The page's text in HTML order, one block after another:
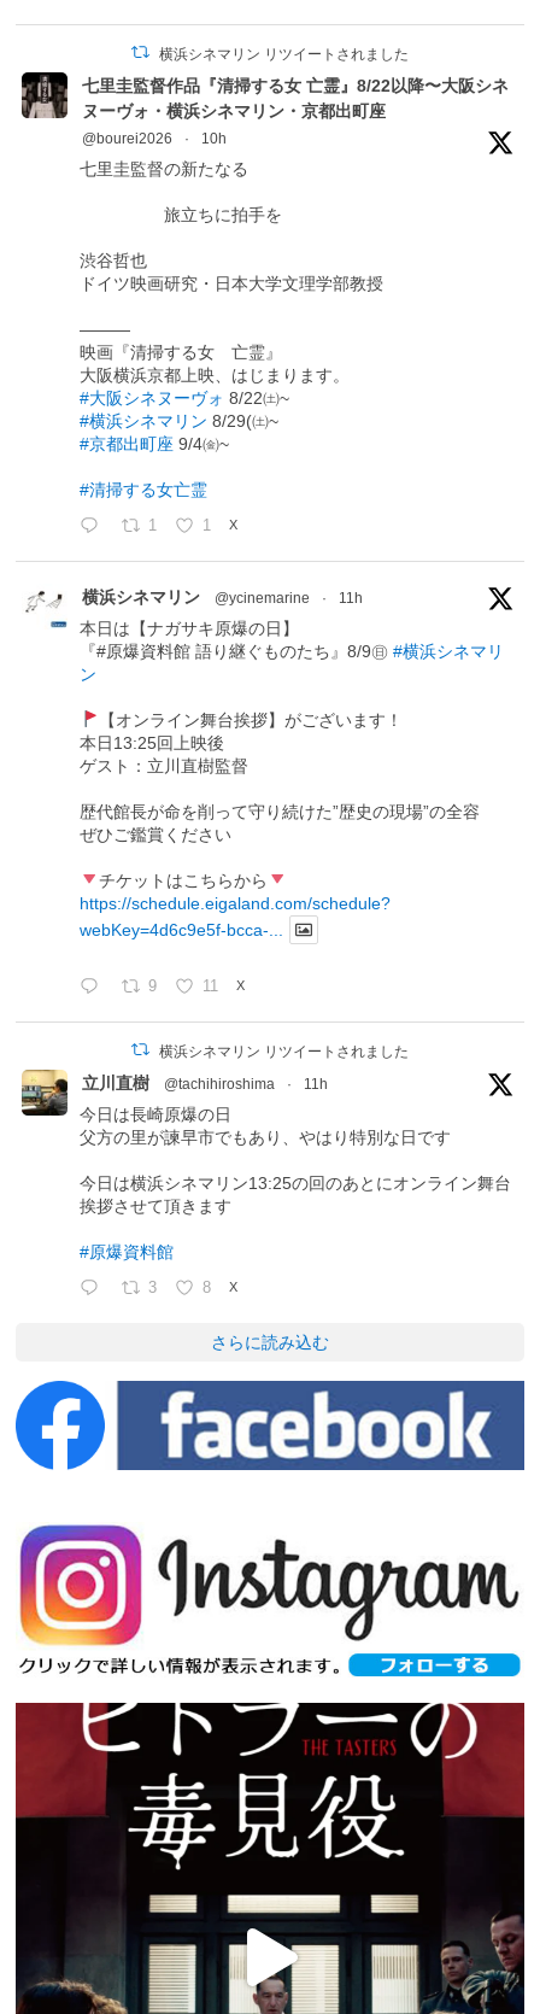
横浜シネマリン リツイートされました
七里圭監督作品『清掃する女 亡霊』8/22以降〜大阪シネ
ヌーヴォ・横浜シネマリン・京都出町座
@bourei2026 · 10h
七里圭監督の新たなる
旅立ちに拍手を
渋谷哲也
ドイツ映画研究・日本大学文理学部教授
―――
映画『清掃する女 亡霊』
大阪横浜京都上映、はじまります。
#大阪シネヌーヴォ 8/22㈯~
#横浜シネマリン 8/29(㈯~
#京都出町座 9/4㈮~
#清掃する女亡霊
1 1 X
横浜シネマリン @ycinemarine · 11h
本日は【ナガサキ原爆の日】
『#原爆資料館 語り継ぐものたち』8/9㊐#横浜シネマリ
ン
【オンライン舞台挨拶】がございます！
本日13:25回上映後
ゲスト：立川直樹監督
歴代館長が命を削って守り続けた”歴史の現場”の全容
ぜひご鑑賞ください
チケットはこちらから
https://schedule.eigaland.com/schedule?
webKey=4d6c9e5f-bcca-...
9 11 X
横浜シネマリン リツイートされました
立川直樹 @tachihiroshima · 11h
今日は長崎原爆の日
父方の里が諫早市でもあり、やはり特別な日です
今日は横浜シネマリン13:25の回のあとにオンライン舞台
挨拶させて頂きます
#原爆資料館
3 8 X
さらに読み込む